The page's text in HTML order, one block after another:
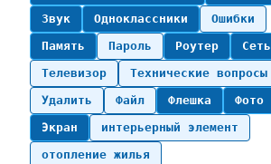
Звук
Одноклассники
Ошибки
Память
Пароль Роутер
Сеть
Телевизор
Технические вопросы
Удалить
Файл Флешка
Фото
Экран
интерьерный элемент
отопление жилья